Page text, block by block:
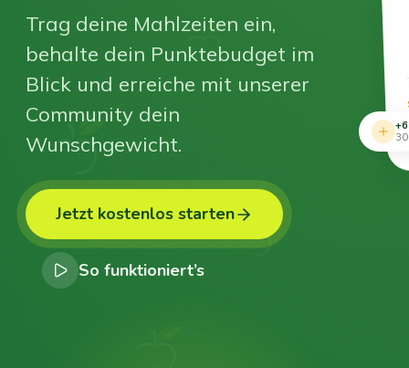
Trag deine Mahlzeiten ein,
behalte dein Punktebudget im
Blick und erreiche mit unserer
Community dein
Wunschgewicht.
Jetzt kostenlos starten
So funktioniert’s